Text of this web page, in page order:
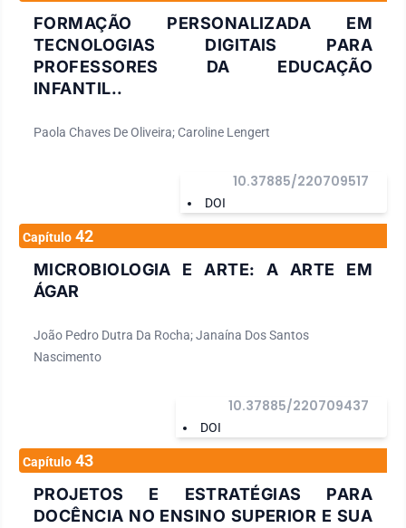
FORMAÇÃO PERSONALIZADA EM
TECNOLOGIAS DIGITAIS PARA
PROFESSORES DA EDUCAÇÃO
INFANTIL..
Paola Chaves De Oliveira; Caroline Lengert
DOI
10.37885/220709517
Capítulo 42
MICROBIOLOGIA E ARTE: A ARTE EM
ÁGAR
João Pedro Dutra Da Rocha; Janaína Dos Santos
Nascimento
DOI
10.37885/220709437
Capítulo 43
PROJETOS E ESTRATÉGIAS PARA
DOCÊNCIA NO ENSINO SUPERIOR E SUA